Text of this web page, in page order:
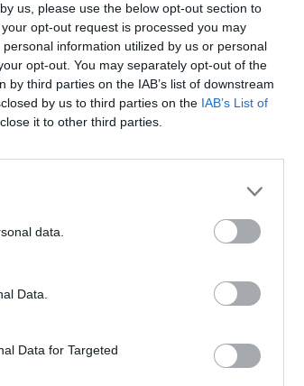
us, please use the below opt-out section to
opt-out request is processed you may
information utilized by us or personal
opt-out. You may separately opt-out of the
third parties on the IAB’s list of downstream
by us to third parties on the IAB’s List of
it to other third parties.
data.
Data.
Data for Targeted
Egy
a magyar